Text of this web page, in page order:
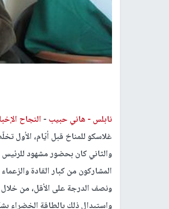
نابلس - هاني حبيب - النجاح
غلاسكو للمناخ قبل أيّام، الأول
والثاني كان بحضور مشهود للرئيس
المشاركون من كبار القادة
ونصف الدرجة على الأقل، من خلال